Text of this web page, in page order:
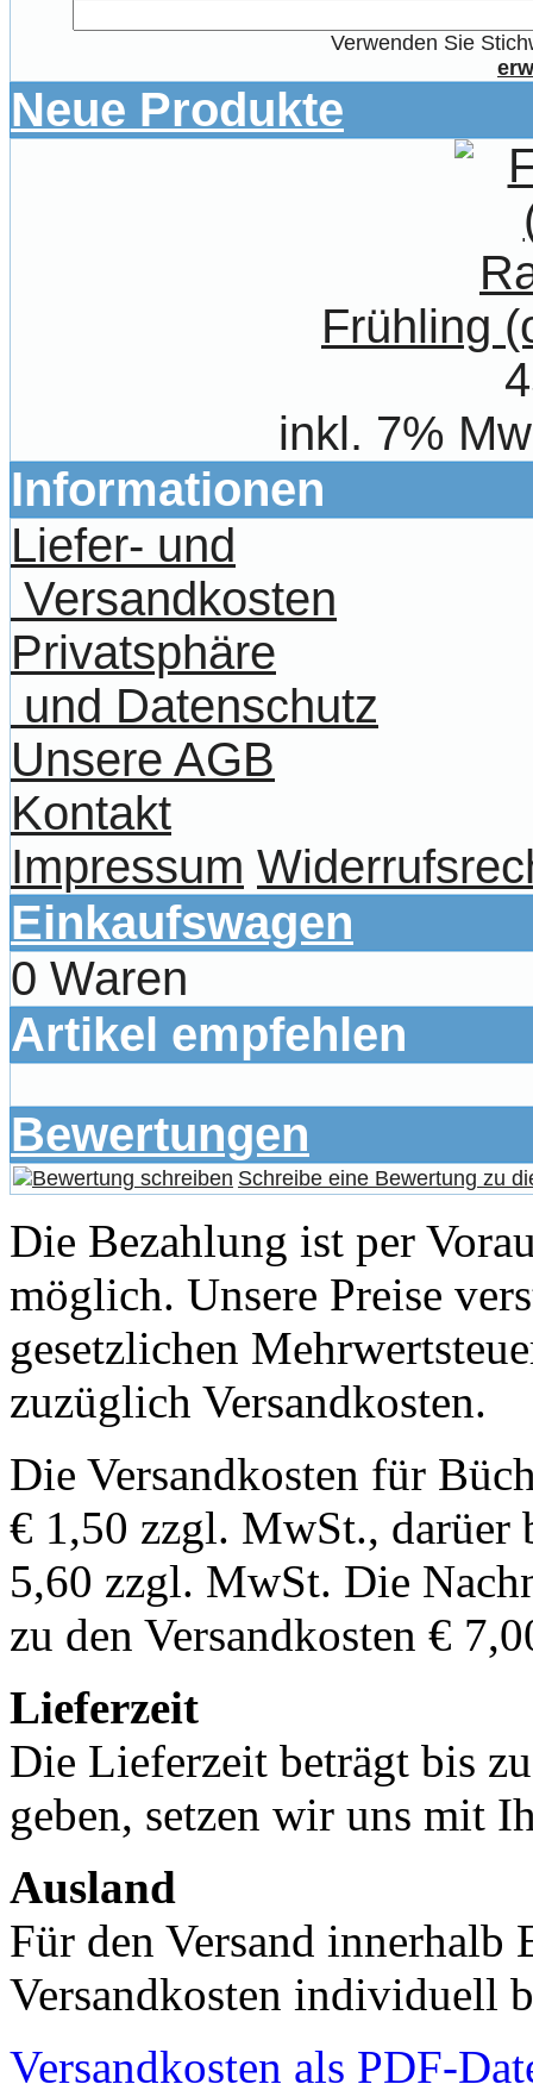
Verwenden Sie
Neue Produkte
Frühling
inkl. 7%
Informationen
Liefer- und
Versandkosten
Privatsphäre
und Datenschutz
Unsere AGB
Kontakt
Impressum
Einkaufswagen
0 Waren
Artikel empfehlen
Bewertungen
Schreibe eine Bewertung zu
Die Bezahlung ist per
möglich. Unsere Preise
gesetzlichen
zuzüglich Versandkosten.
Die Versandkosten für
€ 1,50 zzgl. MwSt., darüer
5,60 zzgl. MwSt. Die
zu den Versandkosten €
Lieferzeit
Die Lieferzeit beträgt bis
geben, setzen wir uns mit
Ausland
Für den Versand innerhalb
Versandkosten individuell
Versandkosten als PDF-